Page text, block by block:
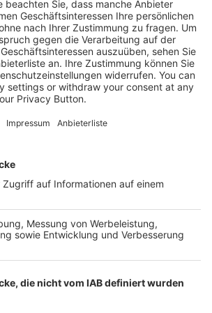
bis zu 14 Tage nach
(innerhalb Deutschlands).
ist mit Hilfe eines SSL-